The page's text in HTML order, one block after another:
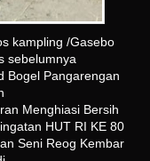
kampling /Gasebo
sebelumnya
Bogel Pangarengan
Menghiasi Bersih
HUT RI KE 80
Seni Reog Kembar